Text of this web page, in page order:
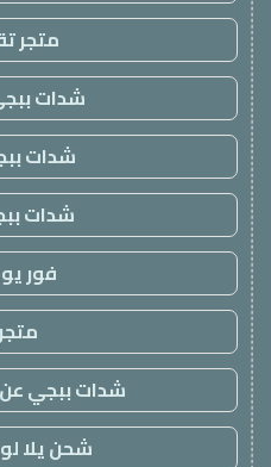
متجر
شدات
شدات
شدات
فور
متجر 4u
شدات ببجي
شحن يلا